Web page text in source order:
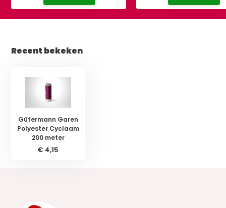
Recent bekeken
Gütermann Garen
Polyester Cyclaam
200 meter
€ 4,15